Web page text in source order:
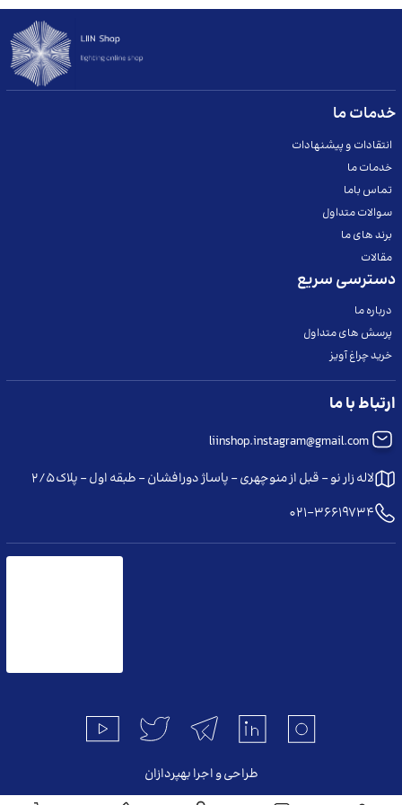
کند.
خدمات ما
انتقادات و پیشنهادات
خدمات ما
تماس باما
سوالات متداول
برند های ما
مقالات
دسترسی سریع
درباره ما
پرسش های متداول
خرید چراغ آویز
ارتباط با ما
liinshop.instagram@gmail.com
لاله زار نو - قبل از منوچهری - پاساژ دورافشان - طبقه اول - پلاک ۲/۵
021-36619734
طراحی و اجرا بهپردازان